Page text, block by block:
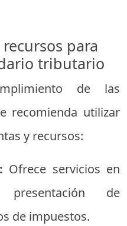
recursos para
tributario
de las
recomienda utilizar
y recursos:
Ofrece servicios en
presentación de
de impuestos.